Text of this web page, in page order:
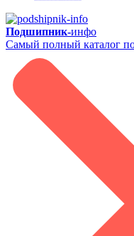
Подшипник-инфо
Самый полный каталог